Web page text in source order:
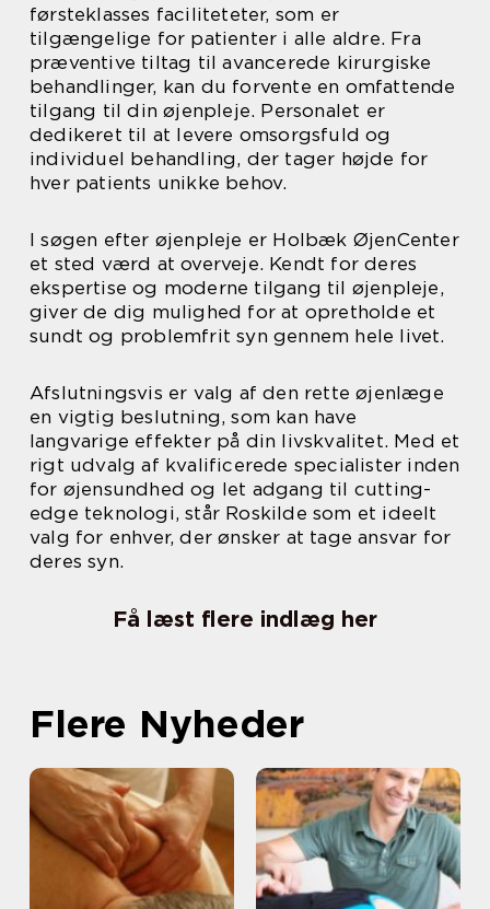
førsteklasses faciliteteter, som er
tilgængelige for patienter i alle aldre. Fra
præventive tiltag til avancerede kirurgiske
behandlinger, kan du forvente en omfattende
tilgang til din øjenpleje. Personalet er
dedikeret til at levere omsorgsfuld og
individuel behandling, der tager højde for
hver patients unikke behov.
I søgen efter øjenpleje er Holbæk ØjenCenter
et sted værd at overveje. Kendt for deres
ekspertise og moderne tilgang til øjenpleje,
giver de dig mulighed for at opretholde et
sundt og problemfrit syn gennem hele livet.
Afslutningsvis er valg af den rette øjenlæge
en vigtig beslutning, som kan have
langvarige effekter på din livskvalitet. Med et
rigt udvalg af kvalificerede specialister inden
for øjensundhed og let adgang til cutting-
edge teknologi, står Roskilde som et ideelt
valg for enhver, der ønsker at tage ansvar for
deres syn.
Få læst flere indlæg her
Flere Nyheder